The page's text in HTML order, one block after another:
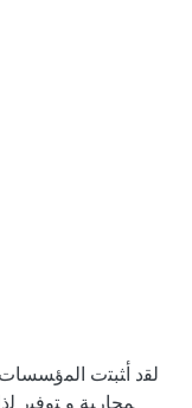
ﻟﻘﺩ ﺃﺜﺒﺘﺕ